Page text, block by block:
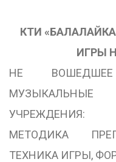
КТИ
ИГРЫ
НЕ
УЧРЕЖДЕНИЯ:
МЕТОДИКА
ТЕХНИКА ИГРЫ,